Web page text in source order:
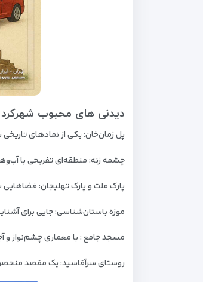
دیدنی‌ های محبوب شهرکرد
پل زمان‌خان: یکی از نمادهای
چشمه زنه: منطقه‌ای تفریحی با
پارک ملت و پارک تهلیجان:
موزه باستان‌شناسی: جایی برای
مسجد جامع : با معماری چشم‌نواز و
روستای سرآقاسید: یک مقصد